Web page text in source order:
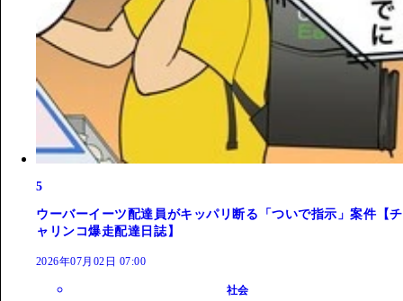
5
ウーバーイーツ配達員がキッパリ断る「ついで指示」案件【チ
ャリンコ爆走配達日誌】
2026年07月02日 07:00
社会